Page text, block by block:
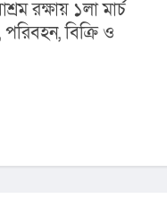
রক্ষায় ১লা মার্চ
বিক্রি ও